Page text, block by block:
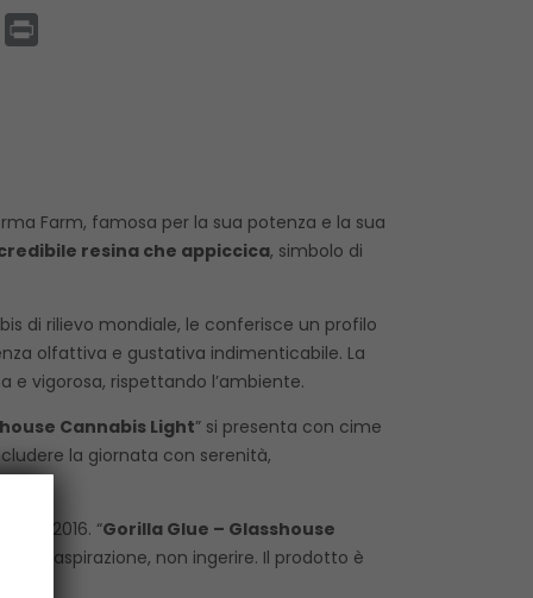
Email
Farm, famosa per la sua potenza e la sua
resina che appiccica, simbolo di
di rilievo mondiale, le conferisce un profilo
olfattiva e gustativa indimenticabile. La
e vigorosa, rispettando l’ambiente.
Cannabis Light” si presenta con cime
la giornata con serenità,
2016. “Gorilla Glue – Glasshouse
o aspirazione, non ingerire. Il prodotto è